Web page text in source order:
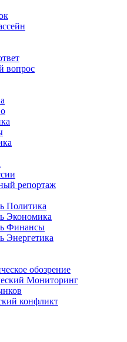
вопрос
репортаж
Политика
Экономика
Финансы
Энергетика
обозрение
Мониторинг
конфликт